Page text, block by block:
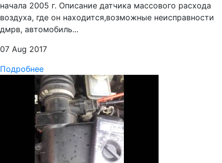
начала 2005 г. Описание датчика массового расхода
воздуха, где он находится,возможные неисправности
дмрв, автомобиль...
07 Aug 2017
Подробнее